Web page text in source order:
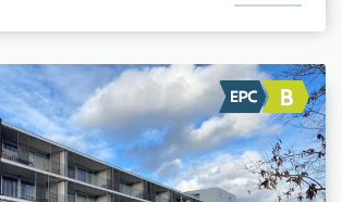
Verhuurd: Gelijkvloers app.